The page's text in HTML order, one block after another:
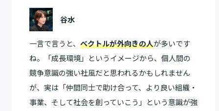
谷水
一言で言うと、 ベクトルが外向きの人が多いです
ね。「成長環境」というイメージから、個人間の
競争意識の強い社風だと思われるかもしれません
が、実は「仲間同士で助け合って、より良い組織・
事業、そして社会を創っていこう」という意識が強